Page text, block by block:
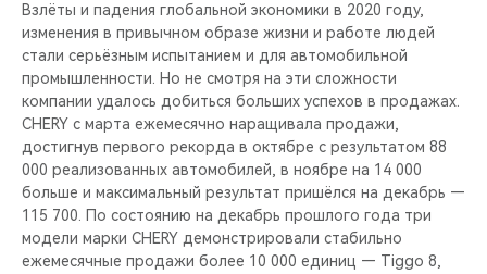
НАШИ МЕРОПРИЯТИЯ
ВИДЕООБЗОРЫ
CHERY ДЛЯ ДЕТЕЙ
Взлёты и падения глобальной экономики в 2020 году,
изменения в привычном образе жизни и работе людей
стали серьёзным испытанием и для автомобильной
промышленности. Но не смотря на эти сложности
компании удалось добиться больших успехов в продажах.
CHERY c марта ежемесячно наращивала продажи,
достигнув первого рекорда в октябре с результатом 88
000 реализованных автомобилей, в ноябре на 14 000
больше и максимальный результат пришёлся на декабрь —
115 700. По состоянию на декабрь прошлого года три
модели марки CHERY демонстрировали стабильно
ежемесячные продажи более 10 000 единиц — Tiggo 8,